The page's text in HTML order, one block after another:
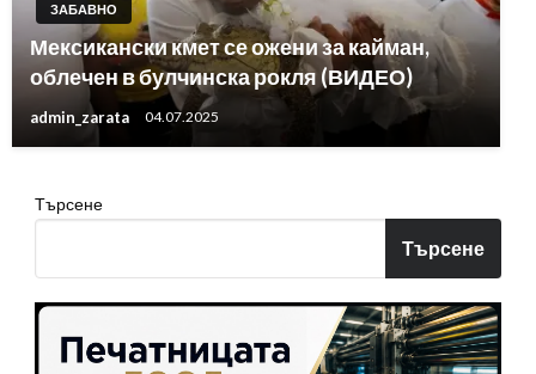
ЗАБАВНО
Мексикански кмет се ожени за кайман,
облечен в булчинска рокля (ВИДЕО)
admin_zarata 04.07.2025
Търсене
Търсене